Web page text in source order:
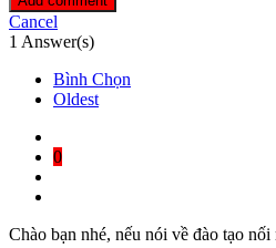
Cancel
1 Answer(s)
Bình Chọn
Oldest
0
Chào bạn nhé, nếu nói về đào tạo